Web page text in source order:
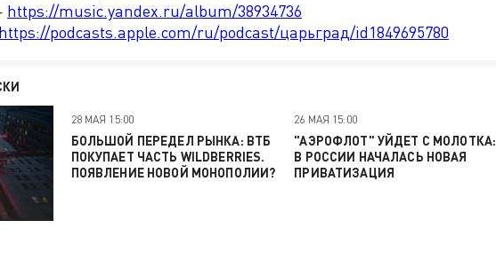
https://music.yandex.ru/album/38934736
https://podcasts.apple.com/ru/podcast/царьград/id1849695780
28 МАЯ 15:00
БОЛЬШОЙ ПЕРЕДЕЛ РЫНКА: ВТБ
ПОКУПАЕТ ЧАСТЬ WILDBERRIES.
ПОЯВЛЕНИЕ НОВОЙ МОНОПОЛИИ?
26 МАЯ 15:00
"АЭРОФЛОТ" УЙДЕТ С МОЛОТКА:
В РОССИИ НАЧАЛАСЬ НОВАЯ
ПРИВАТИЗАЦИЯ